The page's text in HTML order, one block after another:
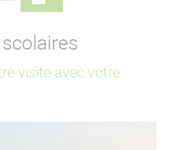
visite avec votre